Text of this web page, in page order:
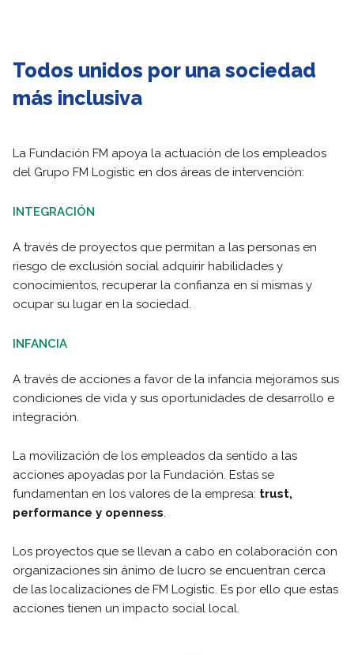
Todos unidos por una sociedad
más inclusiva
La Fundación FM apoya la actuación de los empleados
del Grupo FM Logistic en dos áreas de intervención:
INTEGRACIÓN
A través de proyectos que permitan a las personas en
riesgo de exclusión social adquirir habilidades y
conocimientos, recuperar la confianza en sí mismas y
ocupar su lugar en la sociedad.
INFANCIA
A través de acciones a favor de la infancia mejoramos sus
condiciones de vida y sus oportunidades de desarrollo e
integración.
La movilización de los empleados da sentido a las
acciones apoyadas por la Fundación. Estas se
fundamentan en los valores de la empresa: trust,
performance y openness.
Los proyectos que se llevan a cabo en colaboración con
organizaciones sin ánimo de lucro se encuentran cerca
de las localizaciones de FM Logistic. Es por ello que estas
acciones tienen un impacto social local.